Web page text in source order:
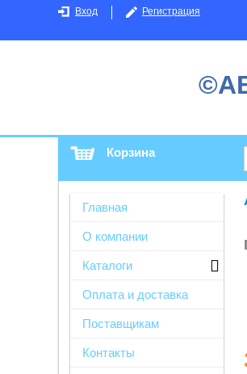
Вход Регистрация
Корзина
Главная
О компании
Каталоги
Оплата и доставка
Поставщикам
Контакты